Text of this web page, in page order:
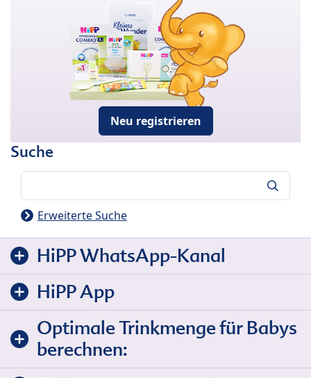
Neu registrieren
Suche
Erweiterte Suche
HiPP WhatsApp-Kanal
HiPP App
Optimale Trinkmenge für Babys
berechnen: